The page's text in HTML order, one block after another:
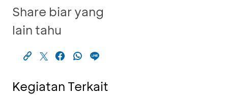
Share biar yang
lain tahu
Kegiatan Terkait